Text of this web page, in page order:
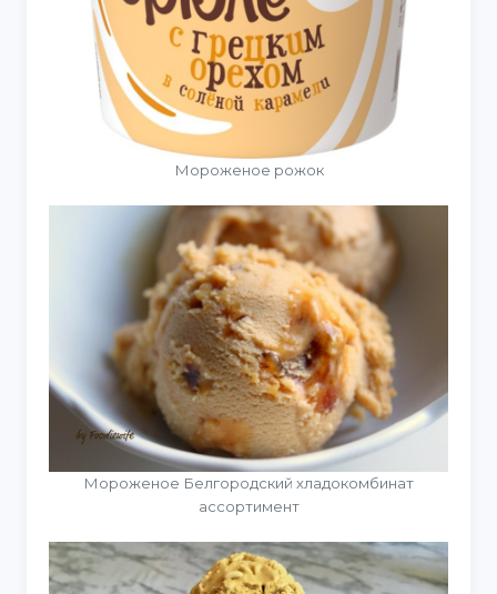
Мороженое рожок
Мороженое Белгородский хладокомбинат
ассортимент